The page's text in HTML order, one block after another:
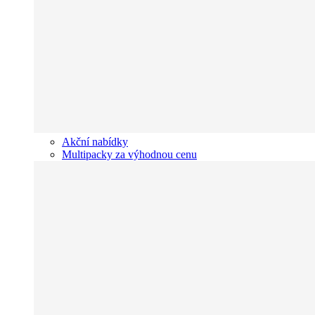
Akční nabídky
Multipacky za výhodnou cenu